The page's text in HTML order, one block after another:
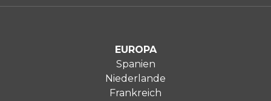
EUROPA
Spanien
Niederlande
Frankreich